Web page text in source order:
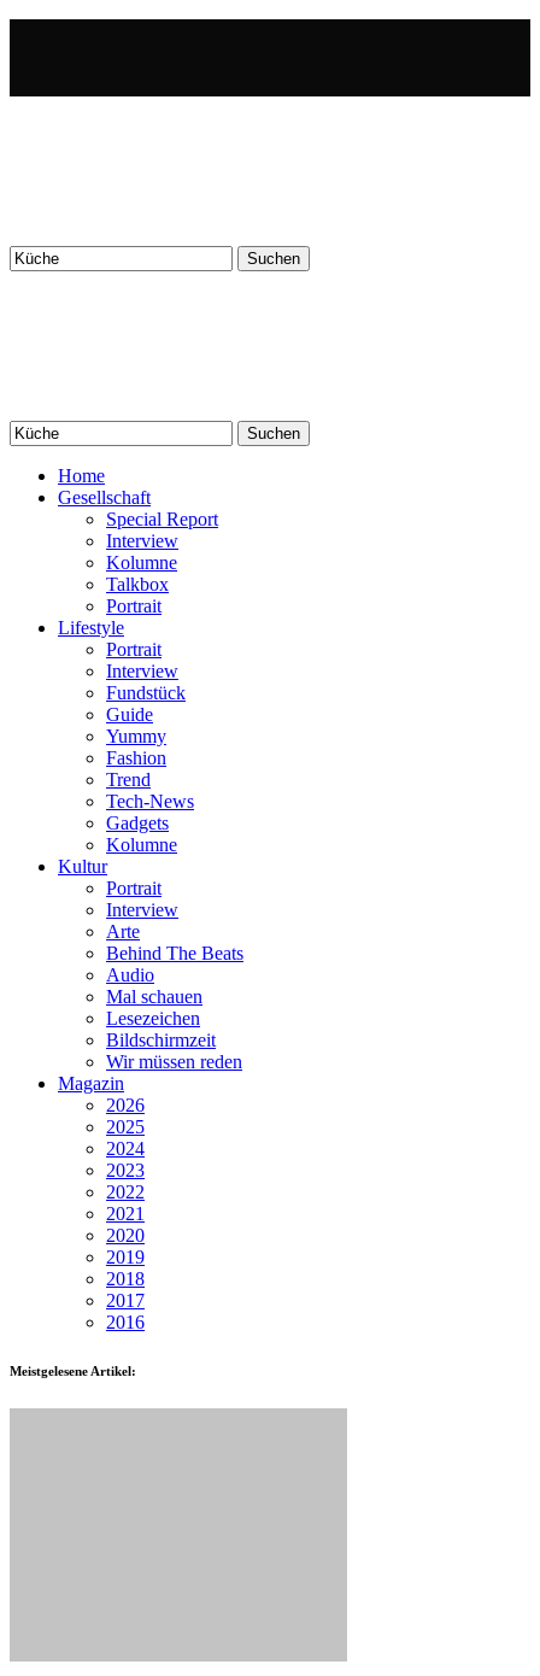
Suchen
nach:
Suchen
nach:
Home
Gesellschaft
Special Report
Interview
Kolumne
Talkbox
Portrait
Lifestyle
Portrait
Interview
Fundstück
Guide
Yummy
Fashion
Trend
Tech-News
Gadgets
Kolumne
Kultur
Portrait
Interview
Arte
Behind The Beats
Audio
Mal schauen
Lesezeichen
Bildschirmzeit
Wir müssen reden
Magazin
2026
2025
2024
2023
2022
2021
2020
2019
2018
2017
2016
Meistgelesene Artikel: